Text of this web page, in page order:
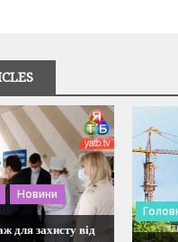
Новини
для захисту від